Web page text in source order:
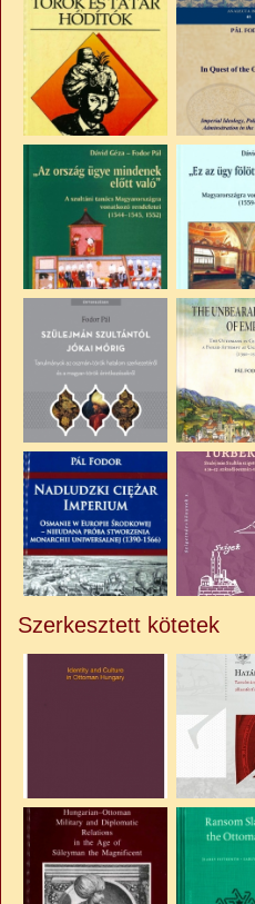
Szerkesztett kötetek